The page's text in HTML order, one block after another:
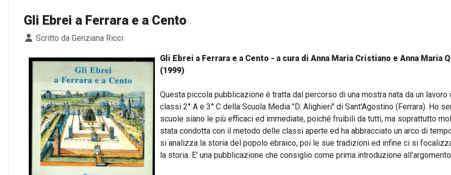
Gli Ebrei a Ferrara e a Cento
Dettagli
Scritto da Genziana Ricci
Gli Ebrei a Ferrara e a Cento - a cura di Anna Maria Cristiano e Anna
(1999)
Questa piccola pubblicazione è tratta dal percorso di una mostra nata da un
classi 2° A e 3° C della Scuola Media "D. Alighieri" di Sant'Agostino (Ferrara). Ho
scuole siano le più efficaci ed immediate, poiché fruibili da tutti, ma soprattutto
stata condotta con il metodo delle classi aperte ed ha abbracciato un arco di
si analizza la storia del popolo ebraico, poi le sue tradizioni ed infine ci si
la storia. E' una pubblicazione che consiglio come prima introduzione